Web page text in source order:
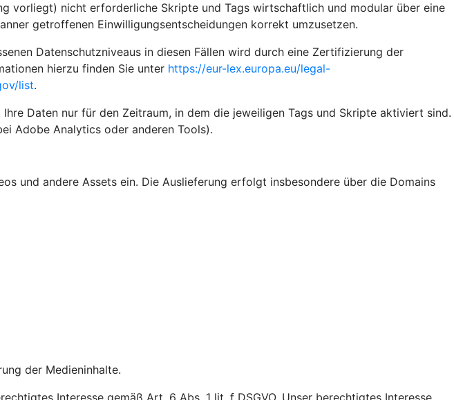
vorliegt) nicht erforderliche Skripte und Tags wirtschaftlich und modular über eine
getroffenen Einwilligungsentscheidungen korrekt umzusetzen.
Datenschutzniveaus in diesen Fällen wird durch eine Zertifizierung der
hierzu finden Sie unter https://eur-lex.europa.eu/legal-
list.
Daten nur für den Zeitraum, in dem die jeweiligen Tags und Skripte aktiviert sind.
Adobe Analytics oder anderen Tools).
und andere Assets ein. Die Auslieferung erfolgt insbesondere über die Domains
der Medieninhalte.
Interesse gemäß Art. 6 Abs. 1 lit. f DSGVO. Unser berechtigtes Interesse